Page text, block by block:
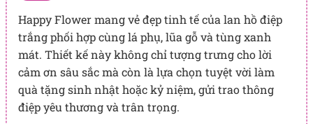
Happy Flower mang vẻ đẹp tinh tế của lan hồ điệp
trắng phối hợp cùng lá phụ, lũa gỗ và tùng xanh
mát. Thiết kế này không chỉ tượng trưng cho lời
cảm ơn sâu sắc mà còn là lựa chọn tuyệt vời làm
quà tặng sinh nhật hoặc kỷ niệm, gửi trao thông
điệp yêu thương và trân trọng.